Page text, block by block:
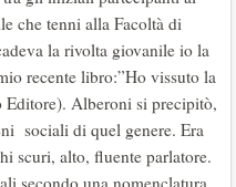
che tenni alla Facoltà di
la rivolta giovanile io la
recente libro:”Ho vissuto la
Alberoni si precipitò,
sociali di quel genere. Era
scuri, alto, fluente parlatore.
secondo una nomenclatura